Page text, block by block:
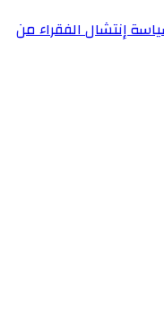
إنتشال الفقراء من